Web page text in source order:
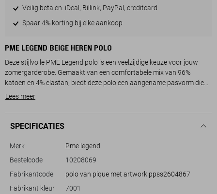
Veilig betalen: iDeal, Billink, PayPal, creditcard
Spaar 4% korting bij elke aankoop
PME LEGEND BEIGE HEREN POLO
Deze stijlvolle PME Legend polo is een veelzijdige keuze voor jouw
zomergarderobe. Gemaakt van een comfortabele mix van 96%
katoen en 4% elastan, biedt deze polo een aangename pasvorm die
jouw bewegingsvrijheid behoudt. De regular fit zorgt voor een
langs de kraag en mouwen de polo een verfijnde look geven. De
zachte cremekleur past perfect bij elke casual setting, of je nu een
De PME Legend polo straalt eenvoud en klasse uit met zijn korte
als de mouw voegt net dat beetje extra toe aan het design, zonder te
overheersen. Combineer deze polo met een lichte jeans voor een
frisse, zomerse look, of draag hem met een chino voor een meer
Lees meer
SPECIFICATIES
Merk
Pme legend
Bestelcode
10208069
Fabrikantcode
polo van pique met artwork ppss2604867
Fabrikant kleur
7001